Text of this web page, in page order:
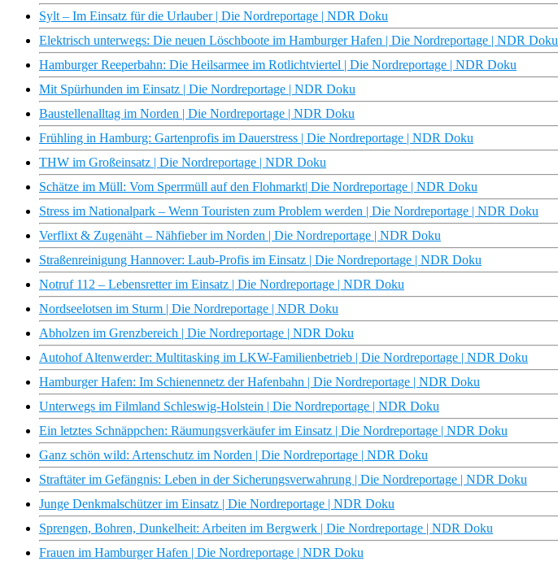
Sylt – Im Einsatz für die Urlauber | Die Nordreportage | NDR Doku
Elektrisch unterwegs: Die neuen Löschboote im Hamburger Hafen | Die Nordreportage | NDR Doku
Hamburger Reeperbahn: Die Heilsarmee im Rotlichtviertel | Die Nordreportage | NDR Doku
Mit Spürhunden im Einsatz | Die Nordreportage | NDR Doku
Baustellenalltag im Norden | Die Nordreportage | NDR Doku
Frühling in Hamburg: Gartenprofis im Dauerstress | Die Nordreportage | NDR Doku
THW im Großeinsatz | Die Nordreportage | NDR Doku
Schätze im Müll: Vom Sperrmüll auf den Flohmarkt| Die Nordreportage | NDR Doku
Stress im Nationalpark – Wenn Touristen zum Problem werden | Die Nordreportage | NDR Doku
Verflixt & Zugenäht – Nähfieber im Norden | Die Nordreportage | NDR Doku
Straßenreinigung Hannover: Laub-Profis im Einsatz | Die Nordreportage | NDR Doku
Notruf 112 – Lebensretter im Einsatz | Die Nordreportage | NDR Doku
Nordseelotsen im Sturm | Die Nordreportage | NDR Doku
Abholzen im Grenzbereich | Die Nordreportage | NDR Doku
Autohof Altenwerder: Multitasking im LKW-Familienbetrieb | Die Nordreportage | NDR Doku
Hamburger Hafen: Im Schienennetz der Hafenbahn | Die Nordreportage | NDR Doku
Unterwegs im Filmland Schleswig-Holstein | Die Nordreportage | NDR Doku
Ein letztes Schnäppchen: Räumungsverkäufer im Einsatz | Die Nordreportage | NDR Doku
Ganz schön wild: Artenschutz im Norden | Die Nordreportage | NDR Doku
Straftäter im Gefängnis: Leben in der Sicherungsverwahrung | Die Nordreportage | NDR Doku
Junge Denkmalschützer im Einsatz | Die Nordreportage | NDR Doku
Sprengen, Bohren, Dunkelheit: Arbeiten im Bergwerk | Die Nordreportage | NDR Doku
Frauen im Hamburger Hafen | Die Nordreportage | NDR Doku